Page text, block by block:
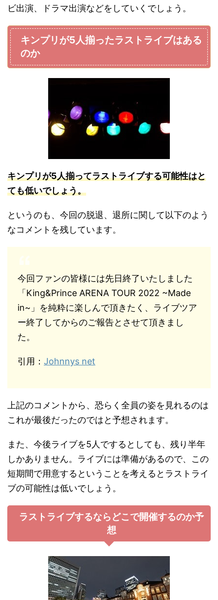
ビ出演、ドラマ出演などをしていくでしょう。
キンプリが5人揃ったラストライブはある
のか
キンプリが5人揃ってラストライブする可能性はと
ても低いでしょう。
というのも、今回の脱退、退所に関して以下のよう
なコメントを残しています。
今回ファンの皆様には先日終了いたしました
「King&Prince ARENA TOUR 2022 ~Made
in~」を純粋に楽しんで頂きたく、ライブツア
ー終了してからのご報告とさせて頂きまし
た。
引用： Johnnys net
上記のコメントから、恐らく全員の姿を見れるのは
これが最後だったのではと予想されます。
また、今後ライブを5人でするとしても、残り半年
しかありません。ライブには準備があるので、この
短期間で用意するということを考えるとラストライ
ブの可能性は低いでしょう。
ラストライブするならどこで開催するのか予
想